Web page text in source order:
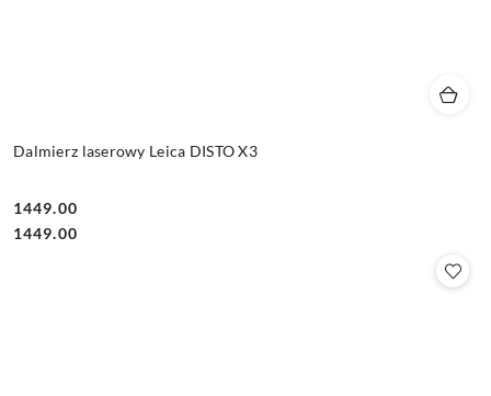
Dalmierz laserowy Leica DISTO X3
Cena:
1449.00
Cena:
1449.00